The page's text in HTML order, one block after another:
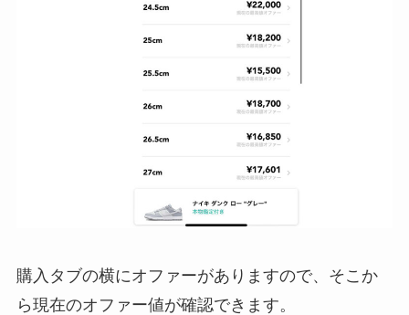
購入タブの横にオファーがありますので、そこか
ら現在のオファー値が確認できます。